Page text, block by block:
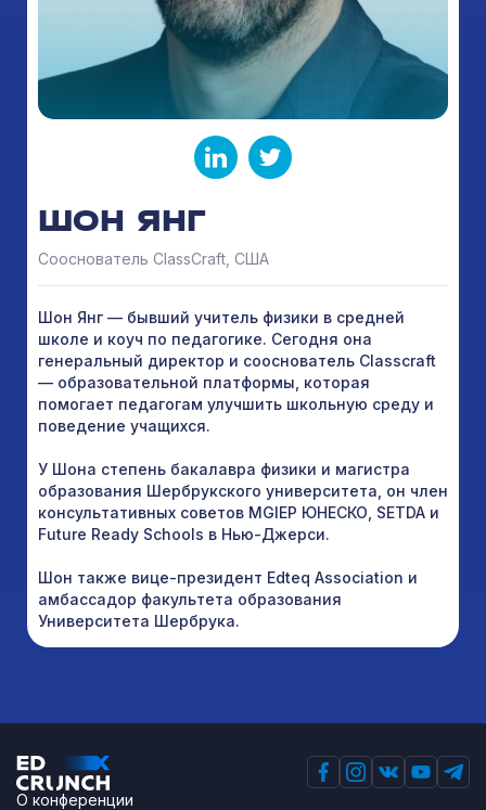
ШОН ЯНГ
Сооснователь ClassCraft, США
Шон Янг — бывший учитель физики в средней
школе и коуч по педагогике. Сегодня она
генеральный директор и сооснователь Classcraft
— образовательной платформы, которая
помогает педагогам улучшить школьную среду и
поведение учащихся.
У Шона степень бакалавра физики и магистра
образования Шербрукского университета, он член
консультативных советов MGIEP ЮНЕСКО, SETDA и
Future Ready Schools в Нью-Джерси.
Шон также вице-президент Edteq Association и
амбассадор факультета образования
Университета Шербрука.
О конференции